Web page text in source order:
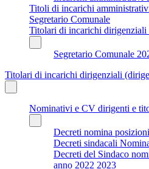
Titoli di incarichi
Segretario Comunale
Titolari di incarichi
Segretario Comunale
Titolari di incarichi dirigenziali
Nominativi e CV dirigenti e
Decreti nomina
Decreti sindacali
Decreti del Sindaco
anno 2022 2023